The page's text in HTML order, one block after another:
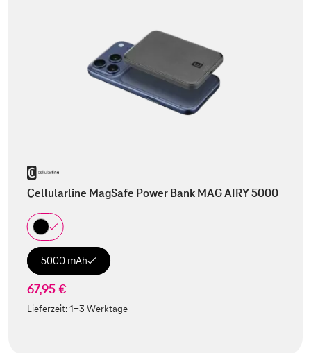
Cellularline MagSafe Power Bank MAG AIRY 5000
5000 mAh
67,95 €
Lieferzeit:1-3 Werktage